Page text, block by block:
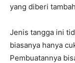
yang diberi
Jenis tangga ini
biasanya hanya
Pembuatannya